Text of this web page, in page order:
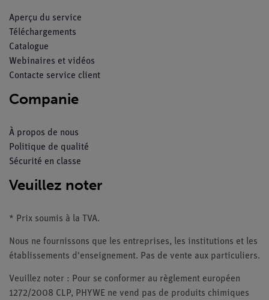
Aperçu du service
Téléchargements
Catalogue
Webinaires et vidéos
Contacte service client
Companie
À propos de nous
Politique de qualité
Sécurité en classe
Veuillez noter
* Prix soumis à la TVA.
Nous ne fournissons que les entreprises, les institutions et les
établissements d'enseignement. Pas de vente aux particuliers.
Veuillez noter : Pour se conformer au règlement européen
1272/2008 CLP, PHYWE ne vend pas de produits chimiques